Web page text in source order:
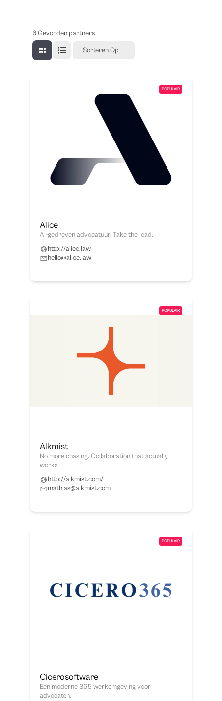
6Gevonden partners
Sorteren Op
POPULAIR
Alice
AI-gedreven advocatuur. Take the lead.
http://alice.law
hello@alice.law
POPULAIR
Alkmist
No more chasing. Collaboration that actually
works.
http://alkmist.com/
mathias@alkmist.com
POPULAIR
Cicerosoftware
Een moderne 365 werkomgeving voor
advocaten.